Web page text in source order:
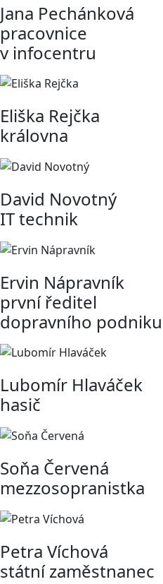
Jana Pechánková
pracovnice
v infocentru
Eliška Rejčka
královna
David Novotný
IT technik
Ervin Nápravník
první ředitel
dopravního podniku
Lubomír Hlaváček
hasič
Soňa Červená
mezzosopranistka
Petra Víchová
státní zaměstnanec